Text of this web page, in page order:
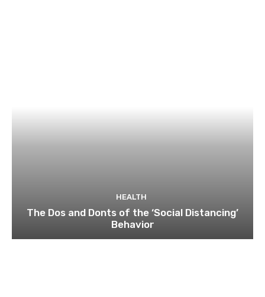
HEALTH
The Dos and Donts of the ‘Social Distancing’
Behavior